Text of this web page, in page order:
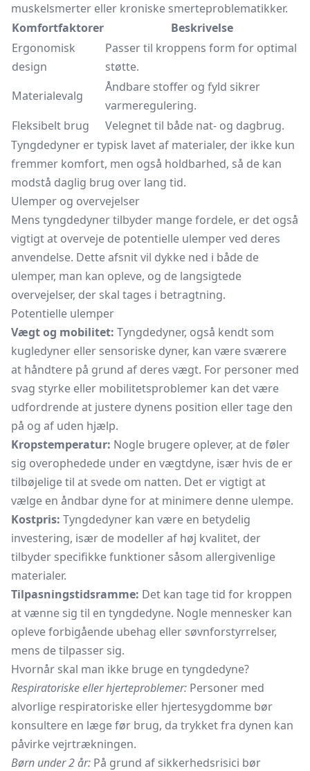
muskelsmerter eller kroniske smerteproblematikker.
Komfortfaktorer
Beskrivelse
Ergonomisk
design
Passer til kroppens form for optimal
støtte.
Materialevalg
Åndbare stoffer og fyld sikrer
varmeregulering.
Fleksibelt brug
Velegnet til både nat- og dagbrug.
Tyngdedyner er typisk lavet af materialer, der ikke kun
fremmer komfort, men også holdbarhed, så de kan
modstå daglig brug over lang tid.
Ulemper og overvejelser
Mens tyngdedyner tilbyder mange fordele, er det også
vigtigt at overveje de potentielle ulemper ved deres
anvendelse. Dette afsnit vil dykke ned i både de
ulemper, man kan opleve, og de langsigtede
overvejelser, der skal tages i betragtning.
Potentielle ulemper
Vægt og mobilitet: Tyngdedyner, også kendt som
kugledyner eller sensoriske dyner, kan være sværere
at håndtere på grund af deres vægt. For personer med
svag styrke eller mobilitetsproblemer kan det være
udfordrende at justere dynens position eller tage den
på og af uden hjælp.
Kropstemperatur: Nogle brugere oplever, at de føler
sig overophedede under en vægtdyne, især hvis de er
tilbøjelige til at svede om natten. Det er vigtigt at
vælge en åndbar dyne for at minimere denne ulempe.
Kostpris: Tyngdedyner kan være en betydelig
investering, især de modeller af høj kvalitet, der
tilbyder specifikke funktioner såsom allergivenlige
materialer.
Tilpasningstidsramme: Det kan tage tid for kroppen
at vænne sig til en tyngdedyne. Nogle mennesker kan
opleve forbigående ubehag eller søvnforstyrrelser,
mens de tilpasser sig.
Hvornår skal man ikke bruge en tyngdedyne?
Respiratoriske eller hjerteproblemer: Personer med
alvorlige respiratoriske eller hjertesygdomme bør
konsultere en læge før brug, da trykket fra dynen kan
påvirke vejrtrækningen.
Børn under 2 år: På grund af sikkerhedsrisici bør